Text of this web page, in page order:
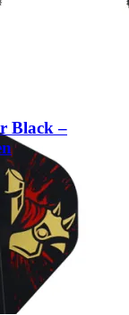
Black –